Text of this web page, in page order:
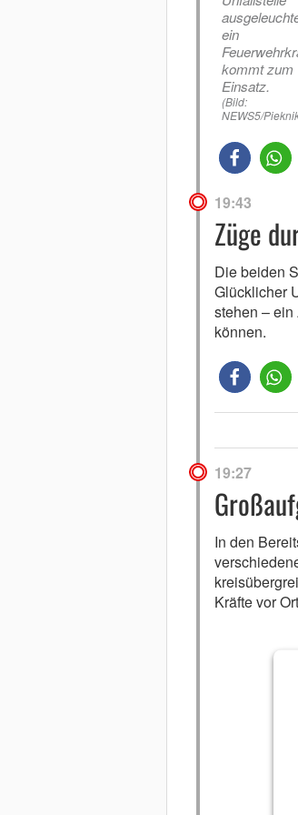
ein
kommt zum
Einsatz.
(Bild:
NEWS5/
19:43
Züge
Die beiden
Glücklicher
stehen –
können.
19:27
In den
Kräfte vor